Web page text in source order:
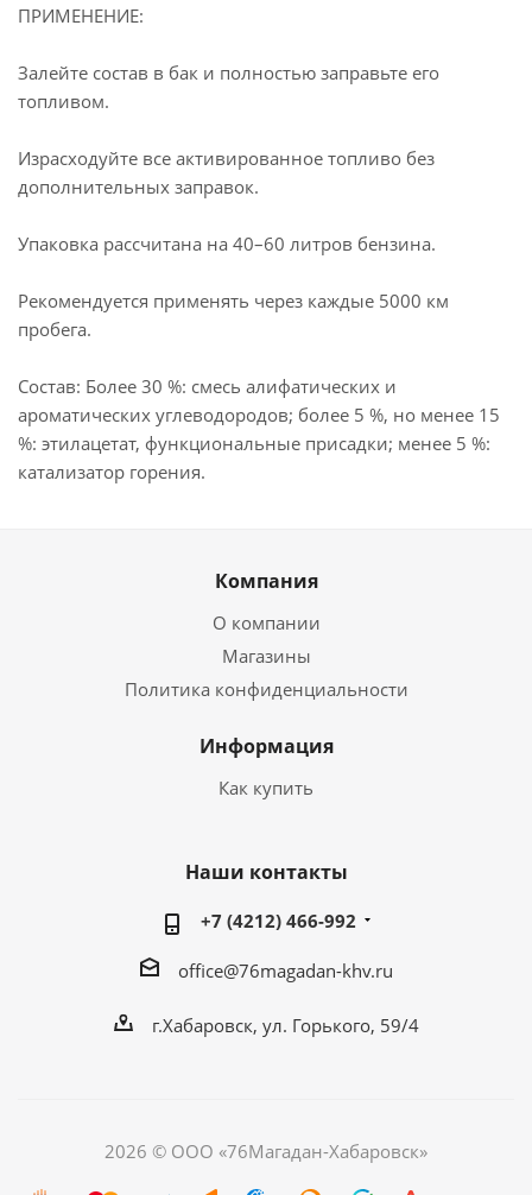
ПРИМЕНЕНИЕ:
Залейте состав в бак и полностью заправьте его
топливом.
Израсходуйте все активированное топливо без
дополнительных заправок.
Упаковка рассчитана на 40–60 литров бензина.
Рекомендуется применять через каждые 5000 км
пробега.
Состав: Более 30 %: смесь алифатических и
ароматических углеводородов; более 5 %, но менее 15
%: этилацетат, функциональные присадки; менее 5 %:
катализатор горения.
Компания
О компании
Магазины
Политика конфиденциальности
Информация
Как купить
Наши контакты
+7 (4212) 466-992
office@76magadan-khv.ru
г.Хабаровск, ул. Горького, 59/4
2026 © ООО «76Магадан-Хабаровск»